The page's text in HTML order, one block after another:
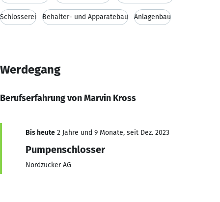
Schlosserei Behälter- und Apparatebau Anlagenbau
Werdegang
Berufserfahrung von Marvin Kross
Bis heute 2 Jahre und 9 Monate, seit Dez. 2023
Pumpenschlosser
Nordzucker AG